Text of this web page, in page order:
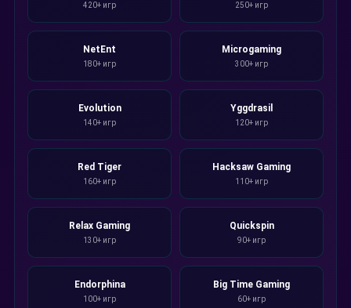
420+ игр 250+ игр
NetEnt
180+ игр
Microgaming
300+ игр
Evolution
140+ игр
Yggdrasil
120+ игр
Red Tiger
160+ игр
Hacksaw Gaming
110+ игр
Relax Gaming
130+ игр
Quickspin
90+ игр
Endorphina
100+ игр
Big Time Gaming
60+ игр